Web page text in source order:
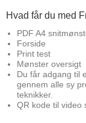
Hvad får du med
PDF A4
Forside
Print test
Mønster oversigt
Du får adgang til
gennem alle sy
teknikker.
QR kode til video